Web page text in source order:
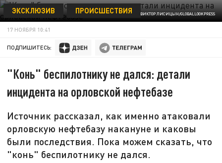
© VICTOR LISITSYN, ВИКТОР ЛИСИЦЫН/GLOBALLOOKPRESS
ЭКСКЛЮЗИВ ПРОИСШЕСТВИЯ
17 НОЯБРЯ 10:41
ПОДПИШИТЕСЬ:
"Конь" беспилотнику не дался: детали
инцидента на орловской нефтебазе
Источник рассказал, как именно атаковали
орловскую нефтебазу накануне и каковы
были последствия. Пока можем сказать, что
"конь" беспилотнику не дался.